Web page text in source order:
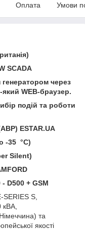
Оплата Умови
SCADA
через
WEB-браузер.
подій та роботи
ESTAR.UA
-35 °C)
Silent)
- D500 + GSM
SERIES S,
кВА,
та
якості